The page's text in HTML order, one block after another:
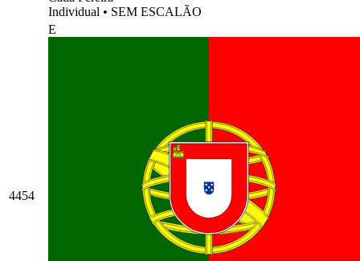
Individual • SEM ESCALÃO
4454
E